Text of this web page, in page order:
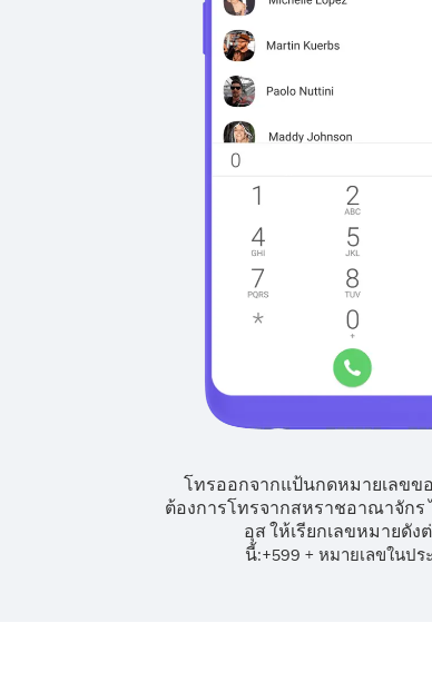
โทรออกจากแป้นกดหมายเลขข
ต้องการโทรจากสหราชอาณาจัก
อุส ให้เรียกเลขหมายดัง
นี้:+599 + หมายเลขในปร